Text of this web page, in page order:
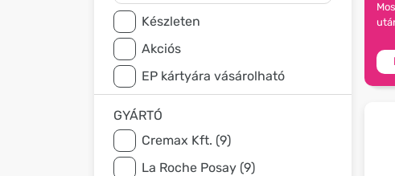
Készleten
Akciós
EP kártyára vásárolható
GYÁRTÓ
Cremax Kft. (9)
La Roche Posay (9)